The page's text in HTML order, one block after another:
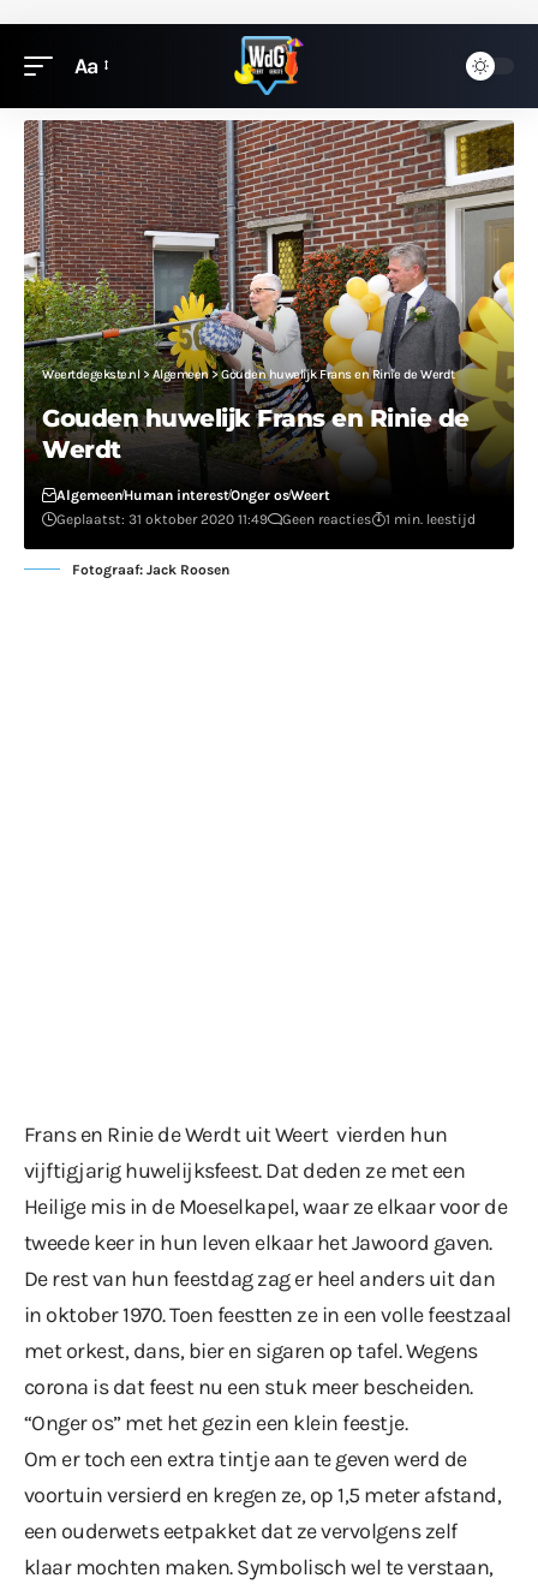
Aa
Weertdegekste.nl>Algemeen>Gouden huwelijk Frans en Rinie de Werdt
Gouden huwelijk Frans en Rinie de
Werdt
AlgemeenHuman interestOnger osWeert
Geplaatst: 31 oktober 2020 11:49
Geen reacties 1 min. leestijd
Fotograaf: Jack Roosen
Frans en Rinie de Werdt uit Weert vierden hun
vijftigjarig huwelijksfeest. Dat deden ze met een
Heilige mis in de Moeselkapel, waar ze elkaar voor de
tweede keer in hun leven elkaar het Jawoord gaven.
De rest van hun feestdag zag er heel anders uit dan
in oktober 1970. Toen feestten ze in een volle feestzaal
met orkest, dans, bier en sigaren op tafel. Wegens
corona is dat feest nu een stuk meer bescheiden.
“Onger os” met het gezin een klein feestje.
Om er toch een extra tintje aan te geven werd de
voortuin versierd en kregen ze, op 1,5 meter afstand,
een ouderwets eetpakket dat ze vervolgens zelf
klaar mochten maken. Symbolisch wel te verstaan,